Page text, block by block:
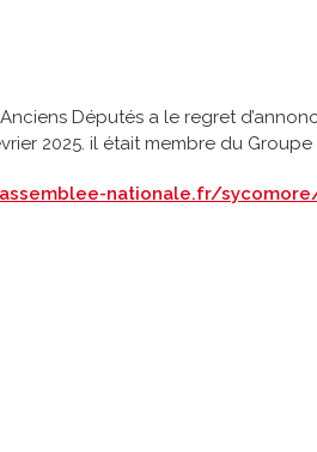
Députés a le regret
2025. il était membre du
nationale.fr/